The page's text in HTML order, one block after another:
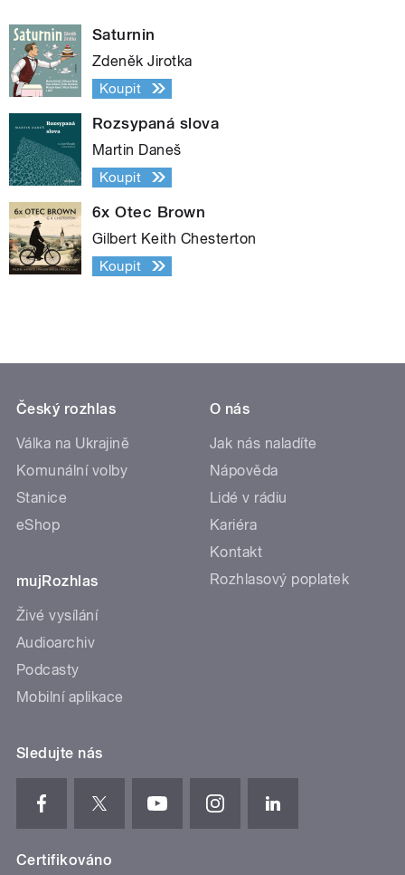
Saturnin
Zdeněk Jirotka
Koupit
Rozsypaná slova
Martin Daneš
Koupit
6x Otec Brown
Gilbert Keith Chesterton
Koupit
Český rozhlas
Válka na Ukrajině
Komunální volby
Stanice
eShop
mujRozhlas
Živé vysílání
Audioarchiv
Podcasty
Mobilní aplikace
O nás
Jak nás naladíte
Nápověda
Lidé v rádiu
Kariéra
Kontakt
Rozhlasový poplatek
Sledujte nás
Certifikováno